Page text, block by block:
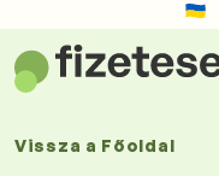
Vissza a Főoldal